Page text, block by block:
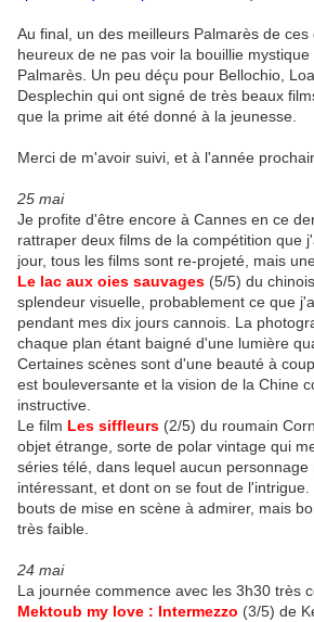
Au final, un des meilleurs Palmarès de
heureux de ne pas voir la bouillie mystique
Palmarès. Un peu déçu pour Bellochio,
Desplechin qui ont signé de très beaux
que la prime ait été donné à la jeunesse.
Merci de m'avoir suivi, et à l'année
25 mai
Je profite d'être encore à Cannes en ce
rattraper deux films de la compétition que
jour, tous les films sont re-projeté, mais
Le lac aux oies sauvages (5/5) du
splendeur visuelle, probablement ce que
pendant mes dix jours cannois. La
chaque plan étant baigné d'une lumière
Certaines scènes sont d'une beauté à
est bouleversante et la vision de la Chine
instructive.
Le film Les siffleurs (2/5) du roumain
objet étrange, sorte de polar vintage qui
séries télé, dans lequel aucun personnage
intéressant, et dont on se fout de
bouts de mise en scène à admirer, mais
très faible.
24 mai
La journée commence avec les 3h30 très
Mektoub my love : Intermezzo (3/5) de